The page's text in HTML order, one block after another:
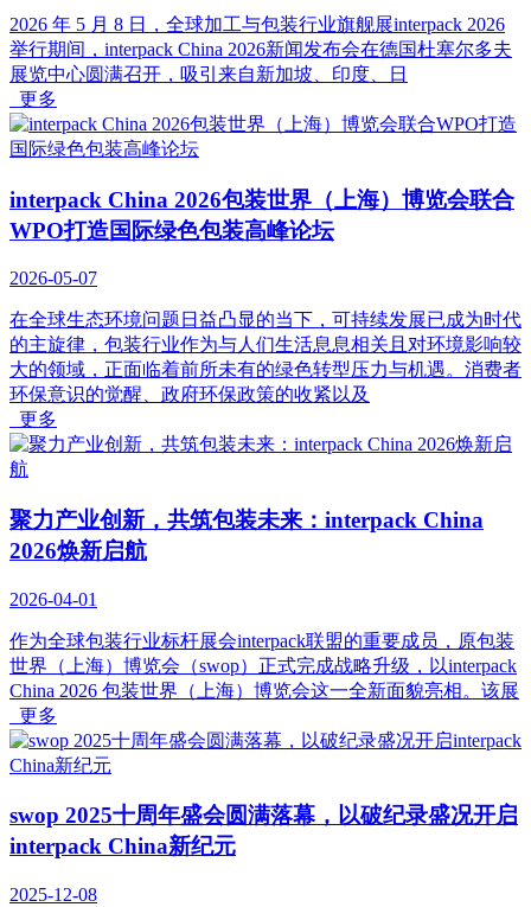
2026 年 5 月 8 日，全球加工与包装行业旗舰展interpack 2026
举行期间，interpack China 2026新闻发布会在德国杜塞尔多夫
展览中心圆满召开，吸引来自新加坡、印度、日
更多
interpack China 2026包装世界（上海）博览会联合
WPO打造国际绿色包装高峰论坛
2026-05-07
在全球生态环境问题日益凸显的当下，可持续发展已成为时代
的主旋律，包装行业作为与人们生活息息相关且对环境影响较
大的领域，正面临着前所未有的绿色转型压力与机遇。消费者
环保意识的觉醒、政府环保政策的收紧以及
更多
聚力产业创新，共筑包装未来：interpack China
2026焕新启航
2026-04-01
作为全球包装行业标杆展会interpack联盟的重要成员，原包装
世界（上海）博览会（swop）正式完成战略升级，以interpack
China 2026 包装世界（上海）博览会这一全新面貌亮相。该展
更多
swop 2025十周年盛会圆满落幕，以破纪录盛况开启
interpack China新纪元
2025-12-08